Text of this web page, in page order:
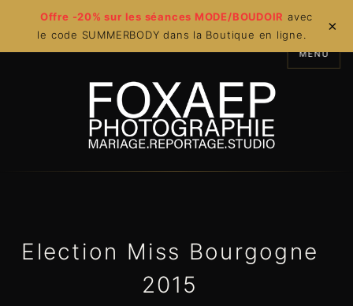
Offre -20% sur les séances MODE/BOUDOIR avec
le code SUMMERBODY dans la Boutique en ligne.
×
MENU
Election Miss Bourgogne
2015